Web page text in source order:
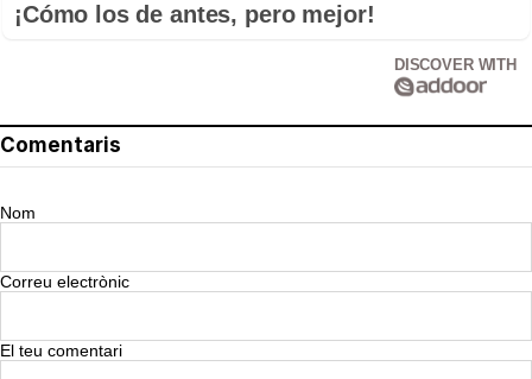
¡Cómo los de antes, pero mejor!
DISCOVER WITH
Comentaris
Nom
Correu electrònic
El teu comentari